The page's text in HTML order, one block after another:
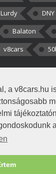
a v8cars.hu
Lurdy
DNY
Balaton
v8cars
Elszúrtam! Én
Nem tudtam,
amikor